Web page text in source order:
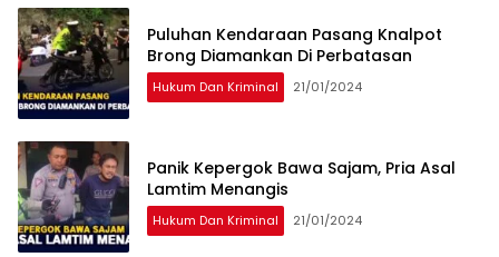
Puluhan Kendaraan Pasang Knalpot
Brong Diamankan Di Perbatasan
Hukum Dan Kriminal 21/01/2024
Panik Kepergok Bawa Sajam, Pria Asal
Lamtim Menangis
Hukum Dan Kriminal 21/01/2024